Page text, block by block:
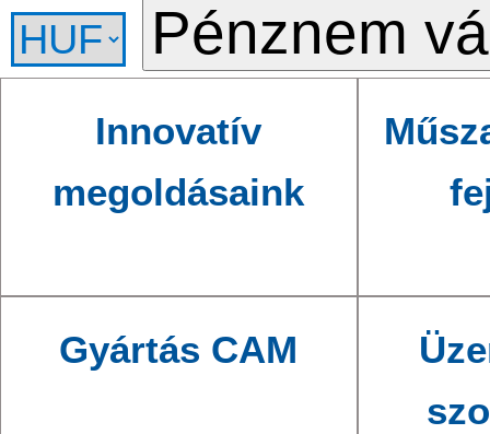
Innovatív
megoldásaink
Gyártás CAM